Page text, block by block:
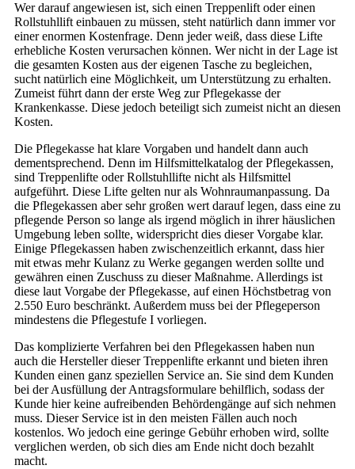
Wer darauf angewiesen ist, sich einen Treppenlift oder einen
Rollstuhllift einbauen zu müssen, steht natürlich dann immer vor
einer enormen Kostenfrage. Denn jeder weiß, dass diese Lifte
erhebliche Kosten verursachen können. Wer nicht in der Lage ist
die gesamten Kosten aus der eigenen Tasche zu begleichen,
sucht natürlich eine Möglichkeit, um Unterstützung zu erhalten.
Zumeist führt dann der erste Weg zur Pflegekasse der
Krankenkasse. Diese jedoch beteiligt sich zumeist nicht an diesen
Kosten.
Die Pflegekasse hat klare Vorgaben und handelt dann auch
dementsprechend. Denn im Hilfsmittelkatalog der Pflegekassen,
sind Treppenlifte oder Rollstuhllifte nicht als Hilfsmittel
aufgeführt. Diese Lifte gelten nur als Wohnraumanpassung. Da
die Pflegekassen aber sehr großen wert darauf legen, dass eine zu
pflegende Person so lange als irgend möglich in ihrer häuslichen
Umgebung leben sollte, widerspricht dies dieser Vorgabe klar.
Einige Pflegekassen haben zwischenzeitlich erkannt, dass hier
mit etwas mehr Kulanz zu Werke gegangen werden sollte und
gewähren einen Zuschuss zu dieser Maßnahme. Allerdings ist
diese laut Vorgabe der Pflegekasse, auf einen Höchstbetrag von
2.550 Euro beschränkt. Außerdem muss bei der Pflegeperson
mindestens die Pflegestufe I vorliegen.
Das komplizierte Verfahren bei den Pflegekassen haben nun
auch die Hersteller dieser Treppenlifte erkannt und bieten ihren
Kunden einen ganz speziellen Service an. Sie sind dem Kunden
bei der Ausfüllung der Antragsformulare behilflich, sodass der
Kunde hier keine aufreibenden Behördengänge auf sich nehmen
muss. Dieser Service ist in den meisten Fällen auch noch
kostenlos. Wo jedoch eine geringe Gebühr erhoben wird, sollte
verglichen werden, ob sich dies am Ende nicht doch bezahlt
macht.